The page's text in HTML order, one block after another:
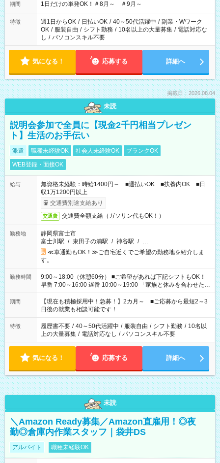
期間 1日だけの単発OK！＃8月～ ＃9月～
特徴 週1日からOK / 日払いOK / 40～50代活躍中 / 副業・Wワーク
OK / 服装自由 / シフト勤務 / 10名以上の大量募集 / 電話対応な
し / パソコンスキル不要
気になる！ 応募する 詳細へ
掲載日：2026.08.04
未読
説明会参加で全員に【現金2千円相当プレゼン
ト】生活のお手伝い
派遣 職種未経験OK 社会人未経験OK
ブランクOK
WEB登録・面接OK
給与
無資格未経験：時給1400円～ ■週払いOK ■扶養内OK ■日
収1万1200円以上
交通費別途支給あり
交通費 交通費全額支給（ガソリン代もOK！）
勤務地
静岡県富士市
富士川駅 / 東田子の浦駅 / 神谷駅 / …
≪車通勤もOK！≫ご自宅近くでご希望の勤務地を紹介しま
す。
勤務時間
9:00～18:00（休憩60分） ■ご希望があれば下記シフトもOK！
早番 7:00～16:00 遅番 10:00～19:00 「家族と休みを合わせた
い」 「余裕を持って夕飯の準備がしたい」 「できれば残業はし
たくない」 など、ご希望を教えてくださいね。 ※Wワーク希望
の方へ 今ご覧のお仕事で希望する勤務時間と、もう1つのお仕事
の勤務時間。 合計で週40時間を超える場合は応募できません。
期間
【現在も積極採用中！急募！】2カ月～ ■ご応募から最短2～3
日後の就業も相談可能です！
特徴 履歴書不要 / 40～50代活躍中 / 服装自由 / シフト勤務 / 10名以
上の大量募集 / 電話対応なし / パソコンスキル不要
気になる！ 応募する 詳細へ
未読
＼Amazon Ready募集／Amazon直雇用！◎夜
勤◎倉庫内作業スタッフ｜袋井DS
アルバイト 職種未経験OK